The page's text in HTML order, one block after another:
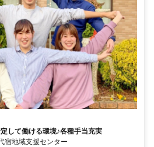
して働ける環境♪各種手当充実
宿地域支援センター